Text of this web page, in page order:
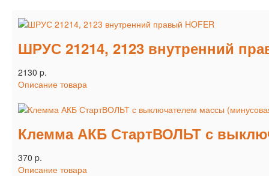
ШРУС 21214, 2123 внутренний
2130 p.
Описание товара
Клемма АКБ СтартВОЛЬТ с
370 p.
Описание товара